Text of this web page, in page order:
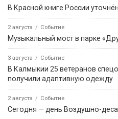
В Красной книге России
2 августа Событие
Музыкальный мост в парке
3 августа Событие
В Калмыкии 25 ветеранов
получили адаптивную одежду
2 августа Событие
Сегодня — день Воздушно-